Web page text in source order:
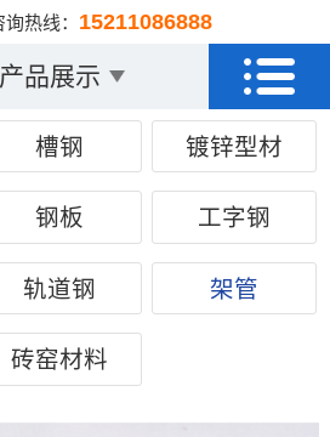
热线： 15211086888
产品展示
槽钢 镀锌型材
钢板 工字钢
轨道钢 架管
砖窑材料